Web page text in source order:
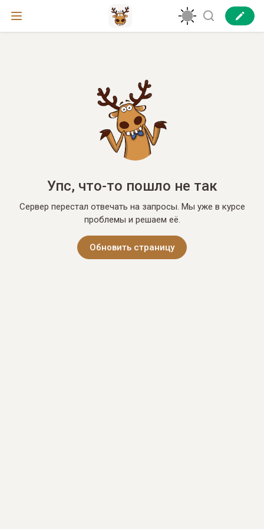
Упс, что-то пошло не так
Сервер перестал отвечать на запросы. Мы уже в курсе
проблемы и решаем её.
Обновить страницу